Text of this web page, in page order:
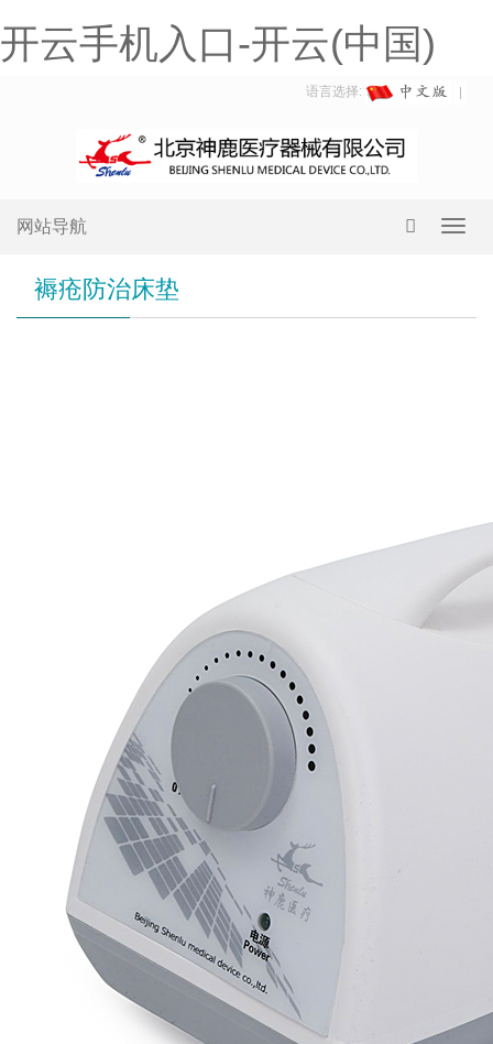
开云手机入口-开云(中国)
语言选择:
网站导航
褥疮防治床垫